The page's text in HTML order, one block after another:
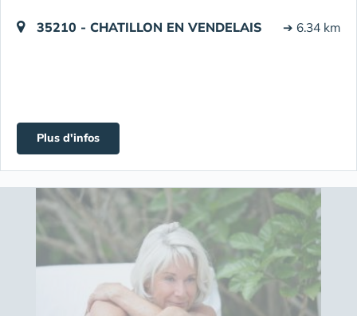
35210 - CHATILLON EN VENDELAIS ➔ 6.34 km
Plus d'infos